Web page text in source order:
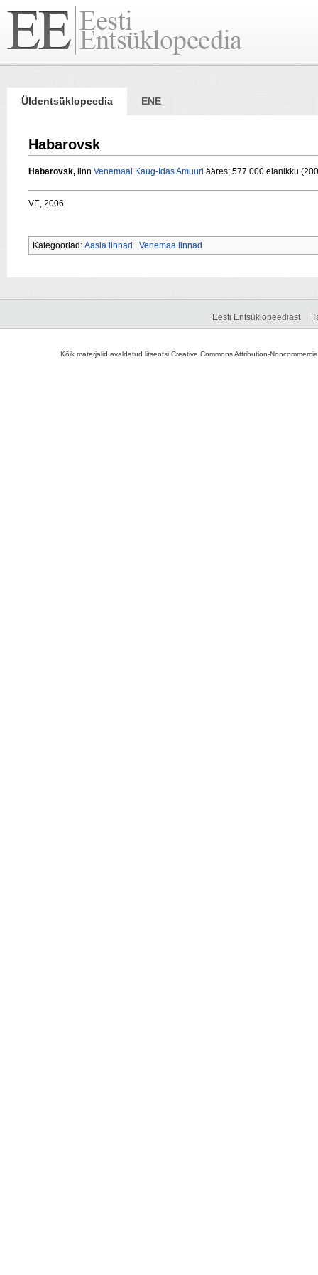
Üldentsüklopeedia ENE
Habarovsk
Habarovsk, linn Venemaal Kaug-IdasAmuuri ääres; 577 000 elanikku
VE, 2006
Kategooriad: Aasia linnad Venemaa linnad
Eesti Entsüklopeediast
Kõik materjalid avaldatud litsentsi Creative Commons Attribution-